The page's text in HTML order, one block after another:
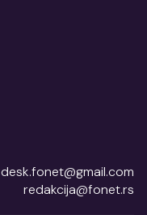
desk.fonet@gmail.com
redakcija@fonet.rs